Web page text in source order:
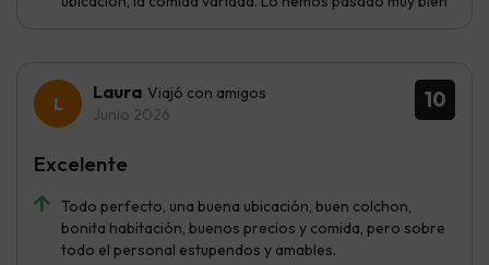
10
Laura Viajó con amigos
Junio 2026
Todo perfecto, una buena ubicación, buen colchon,
bonita habitación, buenos precios y comida, pero sobre
todo el personal estupendos y amables.
Excelente